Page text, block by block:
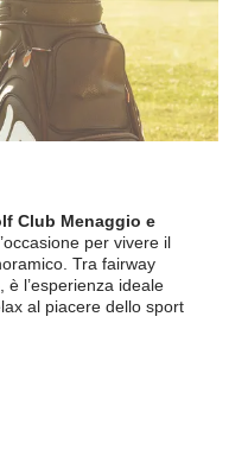
Club Menaggio e
per vivere il
Tra fairway
l’esperienza ideale
al piacere dello sport